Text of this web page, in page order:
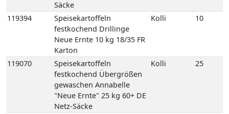
Speisekartoffeln
festkochend Übergrößen
gewaschen Annabelle
"Neue Ernte" 25 kg 60+ DE
Netz-Säcke
119065
Speisekartoffeln
festkochend Übergrößen
ungewaschen Annabelle
"Neue Ernte" 25 kg 60+ DE
Netz-Säcke
Kolli 25